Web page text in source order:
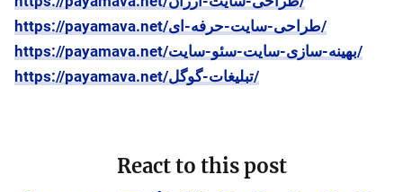
https://payamava.net/طراحی-سایت-حرفه-ای/
https://payamava.net/بهینه-سازی-سایت-سئو-سایت/
https://payamava.net/تبلیغات-گوگل/
React to this post